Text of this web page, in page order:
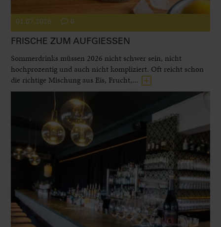
01.07.2026 0
FRISCHE ZUM AUFGIESSEN
Sommerdrinks müssen 2026 nicht schwer sein, nicht
hochprozentig und auch nicht kompliziert. Oft reicht schon
die richtige Mischung aus Eis, Frucht,...